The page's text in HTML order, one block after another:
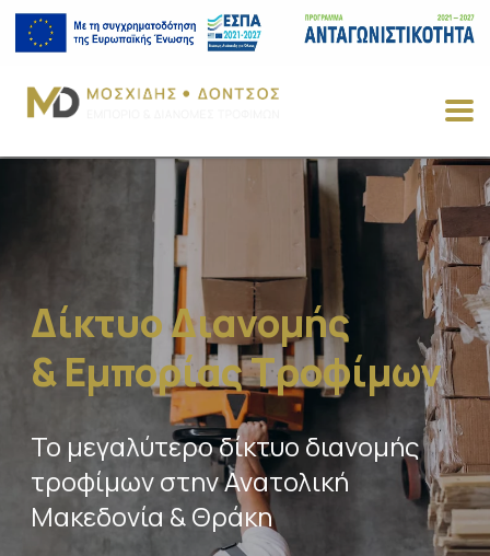
Δίκτυο Διανομής
& Εμπορίας Τροφίμων
Το μεγαλύτερο δίκτυο διανομής
τροφίμων στην Ανατολική
Μακεδονία & Θράκη